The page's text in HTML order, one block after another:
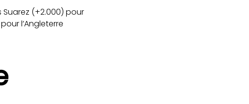
(+2.000) pour
l’Angleterre